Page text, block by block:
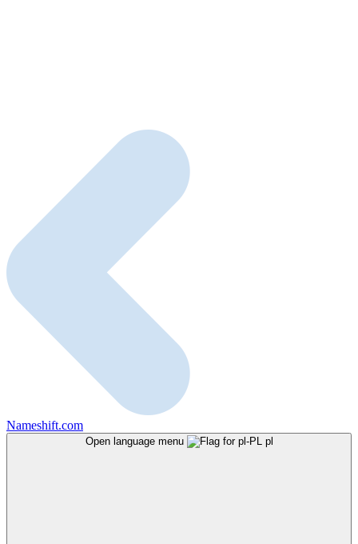
Nameshift.com
Open language menu pl